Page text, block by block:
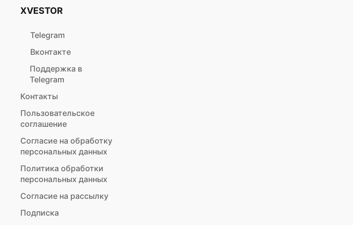
XVESTOR
Telegram
Вконтакте
Поддержка в
Telegram
Контакты
Пользовательское
соглашение
Согласие на обработку
персональных данных
Политика обработки
персональных данных
Согласие на рассылку
Подписка